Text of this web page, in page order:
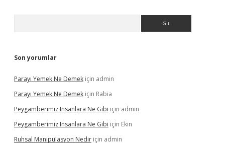
Son yorumlar
Parayı Yemek Ne Demek için admin
Parayı Yemek Ne Demek için Rabia
Peygamberimiz Insanlara Ne Gibi için admin
Peygamberimiz Insanlara Ne Gibi için Ekin
Ruhsal Manipülasyon Nedir için admin